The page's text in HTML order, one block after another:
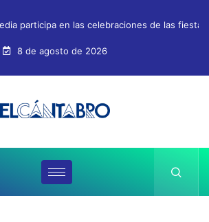
participa en las celebraciones de las fiestas
8 de agosto de 2026